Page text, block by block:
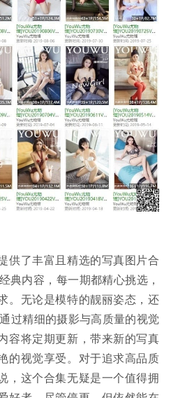
供了丰富且精选的写真图片合
典内容，每一期都精心挑选，
。无论是模特的靓丽姿态，还
过精细的摄影与高质量的视觉
容将定期更新，带来新的写真
的视觉享受。对于追求高品质
，这个合集无疑是一个值得拥
VOL.654 芝芝Booty[82+1P／
鬼刀 王凌 [31P-153M]
小童颜[109+1P/884MB]
–澡池泡沫[21P-63M] 2023-08-31